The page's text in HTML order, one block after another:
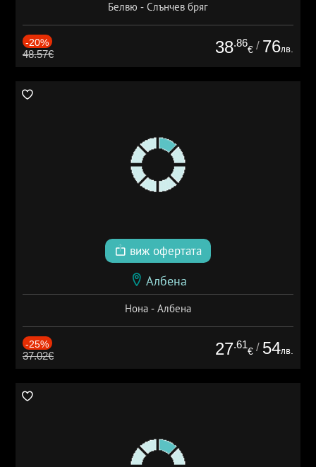
Белвю - Слънчев бряг
-20%
48.57€ 38.86
€ / 76лв.
виж офертата
Албена
Нона - Албена
-25%
37.02€ 27.61
€ / 54лв.